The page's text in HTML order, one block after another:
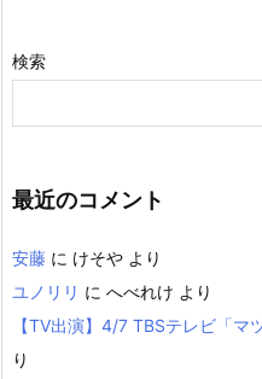
検索
最近のコメント
安藤 に けそや より
ユノリリ に へべれけ より
【TV出演】4/7 TBSテレビ「マ
り